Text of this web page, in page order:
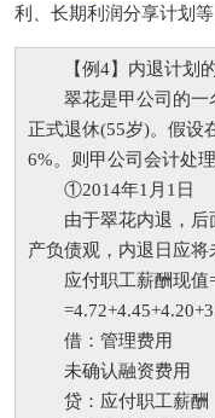
利、长期利润分享计划等
【例4】内退计划的
翠花是甲公司的一名
正式退休(55岁)。假设
6%。则甲公司会计处理
①2014年1月1日
由于翠花内退，后面
产负债观，内退日应将
应付职工薪酬现值
借：管理费
未确认融资费
贷：应付职工